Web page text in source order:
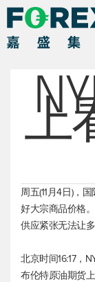
上
周五(11月4日)，
好大宗商品价格
供应紧张无法让
北京时间16:17，
布伦特原油期货